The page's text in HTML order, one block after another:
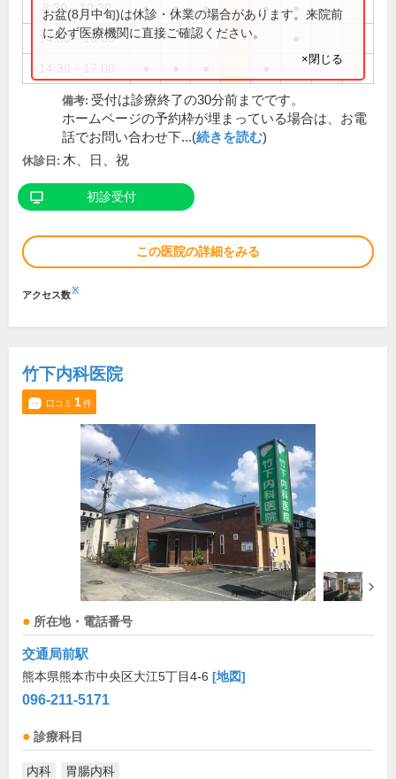
8:30～10:30 ● ● ● ●
14:30～16:00
お盆(8月中旬)は休診・休業の場合があります。来院前
に必ず医療機関に直接ご確認ください。
×閉じる
備考: 受付は診療終了の30分前までです。
ホームページの予約枠が埋まっている場合は、お電
話でお問い合わせ下...(続きを読む)
休診日: 木、日、祝
初診受付
この医院の詳細をみる
アクセス数※
竹下内科医院
口コミ 1件
所在地・電話番号
交通局前駅
熊本県熊本市中央区大江5丁目4-6 [地図]
096-211-5171
診療科目
内科 胃腸内科